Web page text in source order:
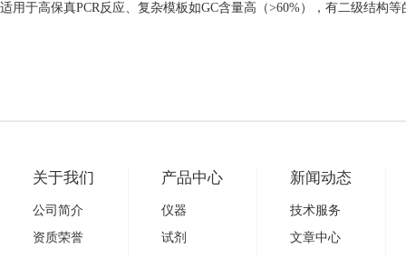
适用于高保真PCR反应、复杂模板如GC含量高（>60%），有二级结构
关于我们
公司简介
资质荣誉
产品中心
仪器
试剂
新闻动态
技术服务
文章中心